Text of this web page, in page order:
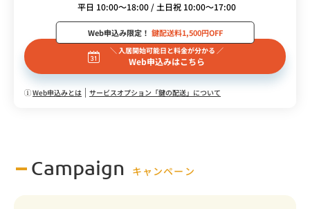
平日 10:00～18:00 / 土日祝 10:00～17:00
＼ 入居開始可能日と料金が分かる ／
Web申込みはこちら
Web申込み限定！ 鍵配送料1,500円OFF
Web申込みとは サービスオプション「鍵の配送」について
Campaign キャンペーン